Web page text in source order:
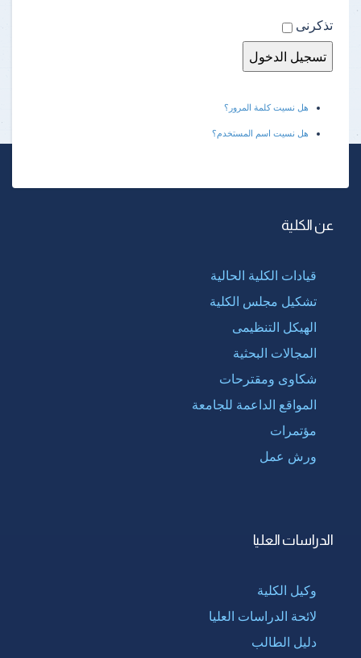
تذكرنى
هل نسيت كلمة المرور؟
هل نسيت اسم المستخدم؟
عن الكلية
قيادات الكلية الحالية
تشكيل مجلس الكلية
الهيكل التنظيمى
المجالات البحثية
شكاوى ومقترحات
المواقع الداعمة للجامعة
مؤتمرات
ورش عمل
الدراسات العليا
وكيل الكلية
لائحة الدراسات العليا
دليل الطالب